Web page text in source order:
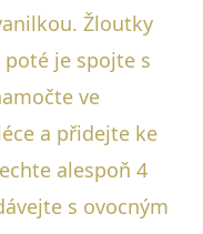
Žloutky
je spojte s
ve
a přidejte ke
alespoň 4
s ovocným